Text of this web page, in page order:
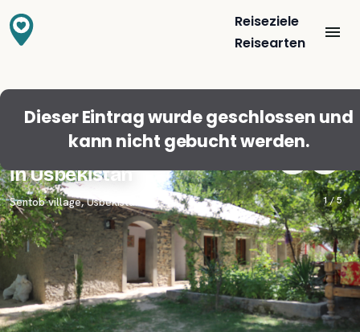
Reiseziele
Reisearten
Dieser Eintrag wurde geschlossen und
kann nicht gebucht werden.
Gemeinschaftsunterkunft Nuratau
in Usbekistan
Sentob village,Usbekistan 1 /5